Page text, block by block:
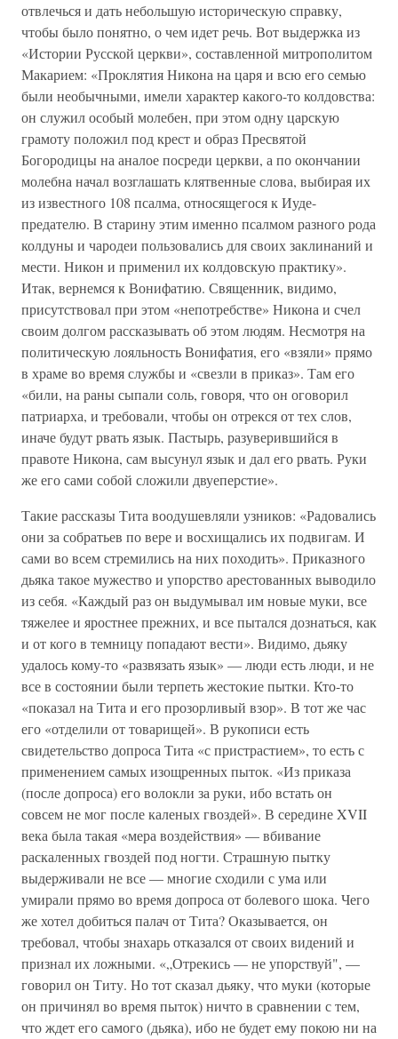
отвлечься и дать небольшую историческую справку,
чтобы было понятно, о чем идет речь. Вот выдержка из
«Истории Русской церкви», составленной митрополитом
Макарием: «Проклятия Никона на царя и всю его семью
были необычными, имели характер какого-то колдовства:
он служил особый молебен, при этом одну царскую
грамоту положил под крест и образ Пресвятой
Богородицы на аналое посреди церкви, а по окончании
молебна начал возглашать клятвенные слова, выбирая их
из известного 108 псалма, относящегося к Иуде-
предателю. В старину этим именно псалмом разного рода
колдуны и чародеи пользовались для своих заклинаний и
мести. Никон и применил их колдовскую практику».
Итак, вернемся к Вонифатию. Священник, видимо,
присутствовал при этом «непотребстве» Никона и счел
своим долгом рассказывать об этом людям. Несмотря на
политическую лояльность Вонифатия, его «взяли» прямо
в храме во время службы и «свезли в приказ». Там его
«били, на раны сыпали соль, говоря, что он оговорил
патриарха, и требовали, чтобы он отрекся от тех слов,
иначе будут рвать язык. Пастырь, разуверившийся в
правоте Никона, сам высунул язык и дал его рвать. Руки
же его сами собой сложили двуеперстие».
Такие рассказы Тита воодушевляли узников: «Радовались
они за собратьев по вере и восхищались их подвигам. И
сами во всем стремились на них походить». Приказного
дьяка такое мужество и упорство арестованных выводило
из себя. «Каждый раз он выдумывал им новые муки, все
тяжелее и яростнее прежних, и все пытался дознаться, как
и от кого в темницу попадают вести». Видимо, дьяку
удалось кому-то «развязать язык» — люди есть люди, и не
все в состоянии были терпеть жестокие пытки. Кто-то
«показал на Тита и его прозорливый взор». В тот же час
его «отделили от товарищей». В рукописи есть
свидетельство допроса Тита «с пристрастием», то есть с
применением самых изощренных пыток. «Из приказа
(после допроса) его волокли за руки, ибо встать он
совсем не мог после каленых гвоздей». В середине XVII
века была такая «мера воздействия» — вбивание
раскаленных гвоздей под ногти. Страшную пытку
выдерживали не все — многие сходили с ума или
умирали прямо во время допроса от болевого шока. Чего
же хотел добиться палач от Тита? Оказывается, он
требовал, чтобы знахарь отказался от своих видений и
признал их ложными. «„Отрекись — не упорствуй", —
говорил он Титу. Но тот сказал дьяку, что муки (которые
он причинял во время пыток) ничто в сравнении с тем,
что ждет его самого (дьяка), ибо не будет ему покою ни на